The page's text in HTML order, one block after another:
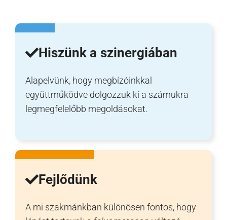
Hiszünk a szinergiában
Alapelvünk, hogy megbízóinkkal
együttműködve dolgozzuk ki a számukra
legmegfelelőbb megoldásokat.
Fejlődünk
A mi szakmánkban különösen fontos, hogy